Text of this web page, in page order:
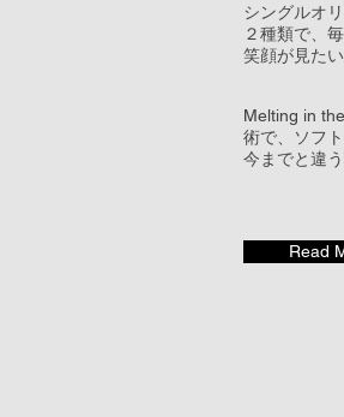
シングルオ
２種類で、
笑顔が見たい
Melting in
術で、ソフ
今までと違
Read